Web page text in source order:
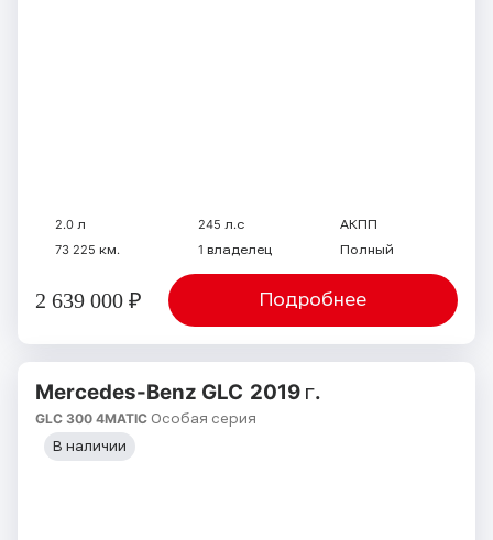
2.0 л 245 л.с
АКПП
73 225 км.
1 владелец Полный
Подробнее
2 639 000 ₽
Mercedes-Benz GLC 2019 г.
GLC 300 4MATIC Особая серия
В наличии